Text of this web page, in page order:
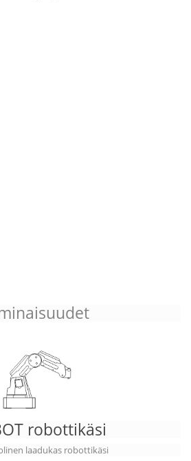
robottikäsi
laadukas robottikäsi